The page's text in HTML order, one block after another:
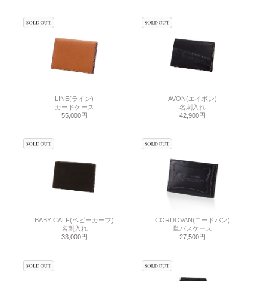
LINE(ライン)
カードケース
55,000円
AVON(エイボン)
名刺入れ
42,900円
BABY CALF(ベビーカーフ)
名刺入れ
33,000円
CORDOVAN(コードバン)
単パスケース
27,500円